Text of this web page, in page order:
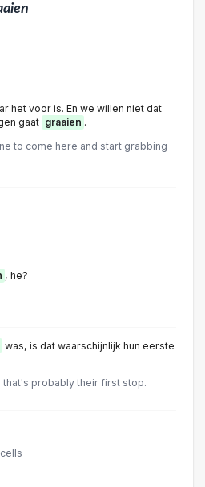
het voor is. En we willen niet dat
gaat graaien .
to come here and start grabbing
, he?
was, is dat waarschijnlijk hun eerste
that's probably their first stop.